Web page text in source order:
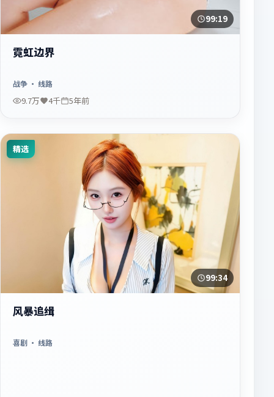
99:19
霓虹边界
战争 · 线路
9.7万 4千 5年前
精选
99:34
风暴追缉
喜剧 · 线路